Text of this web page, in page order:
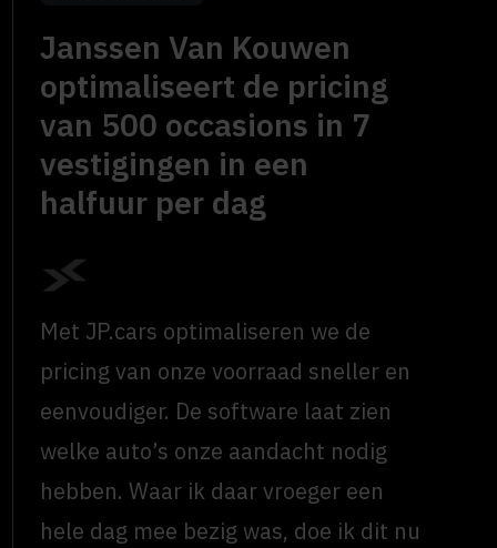
Janssen Van Kouwen
optimaliseert de pricing
van 500 occasions in 7
vestigingen in een
halfuur per dag
Met JP.cars optimaliseren we de
pricing van onze voorraad sneller en
eenvoudiger. De software laat zien
welke auto’s onze aandacht nodig
hebben. Waar ik daar vroeger een
hele dag mee bezig was, doe ik dit nu